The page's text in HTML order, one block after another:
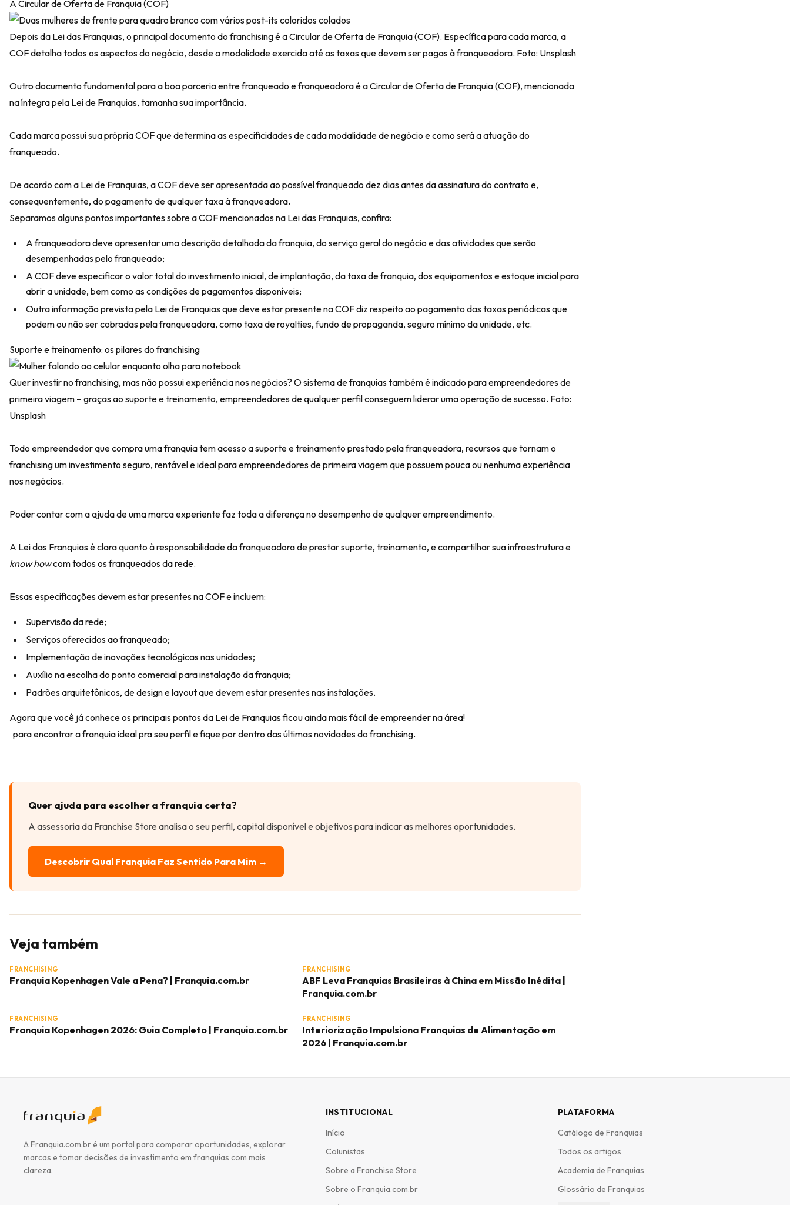
A Circular de Oferta de Franquia (COF)
Depois da Lei das Franquias, o principal documento do franchising é a Circular de Oferta de Franquia (COF). Específica para cada marca, a
COF detalha todos os aspectos do negócio, desde a modalidade exercida até as taxas que devem ser pagas à franqueadora. Foto: Unsplash
Outro documento fundamental para a boa parceria entre franqueado e franqueadora é aCircular de Oferta de Franquia(COF), mencionada
na íntegra pela Lei de Franquias, tamanha sua importância.
Cada marca possui sua própria COF que determina as especificidades de cada modalidade de negócio e como será a atuação do
franqueado.
De acordo com a Lei de Franquias, a COF deve ser apresentada ao possível franqueado dez dias antes da assinatura do contrato e,
consequentemente, do pagamento de qualquer taxa à franqueadora.
Separamos alguns pontos importantes sobre a COF mencionados na Lei das Franquias, confira:
A franqueadora deve apresentar uma descrição detalhada da franquia, do serviço geral do negócio e das atividades que serão
desempenhadas pelo franqueado;
A COF deve especificar o valor total do investimento inicial, de implantação, da taxa de franquia, dos equipamentos e estoque inicial para
abrir a unidade, bem como as condições de pagamentos disponíveis;
Outra informação prevista pela Lei de Franquias que deve estar presente na COF diz respeito ao pagamento das taxas periódicas que
podem ou não ser cobradas pela franqueadora, como taxa de royalties, fundo de propaganda, seguro mínimo da unidade, etc.
Suporte e treinamento: os pilares do franchising
Quer investir no franchising, mas não possui experiência nos negócios? O sistema de franquias também é indicado para empreendedores de
primeira viagem – graças ao suporte e treinamento, empreendedores de qualquer perfil conseguem liderar uma operação de sucesso. Foto:
Unsplash
Todo empreendedor que compra uma franquia tem acesso a suporte e treinamento prestado pela franqueadora, recursos que tornam o
franchising uminvestimento seguro, rentável e idealpara empreendedores de primeira viagem que possuem pouca ou nenhuma experiência
nos negócios.
Poder contar com a ajuda de uma marca experiente faz toda a diferença no desempenho de qualquer empreendimento.
A Lei das Franquias é clara quanto à responsabilidade da franqueadora de prestar suporte, treinamento, e compartilhar sua infraestrutura e
know howcom todos os franqueados da rede.
Essas especificações devem estar presentes na COF e incluem:
Supervisão da rede;
Serviços oferecidos ao franqueado;
Implementação de inovações tecnológicas nas unidades;
Auxílio na escolha do ponto comercial para instalação da franquia;
Padrões arquitetônicos, de design e layout que devem estar presentes nas instalações.
Agora que você já conhece os principais pontos da Lei de Franquias ficou ainda mais fácil de empreender na área!
para encontrar a franquia ideal pra seu perfil e fique por dentro das últimas novidades do franchising.
Quer ajuda para escolher a franquia certa?
A assessoria da Franchise Store analisa o seu perfil, capital disponível e objetivos para indicar as melhores oportunidades.
Descobrir Qual Franquia Faz Sentido Para Mim →
Veja também
FRANCHISING
Franquia Kopenhagen Vale a Pena? | Franquia.com.br
FRANCHISING
ABF Leva Franquias Brasileiras à China em Missão Inédita |
Franquia.com.br
FRANCHISING
Franquia Kopenhagen 2026: Guia Completo | Franquia.com.br
FRANCHISING
Interiorização Impulsiona Franquias de Alimentação em
2026 | Franquia.com.br
A Franquia.com.br é um portal para comparar oportunidades, explorar
marcas e tomar decisões de investimento em franquias com mais
clareza.
INSTITUCIONAL
Início
Colunistas
Sobre a Franchise Store
Sobre o Franquia.com.br
PLATAFORMA
Catálogo de Franquias
Todos os artigos
Academia de Franquias
Glossário de Franquias